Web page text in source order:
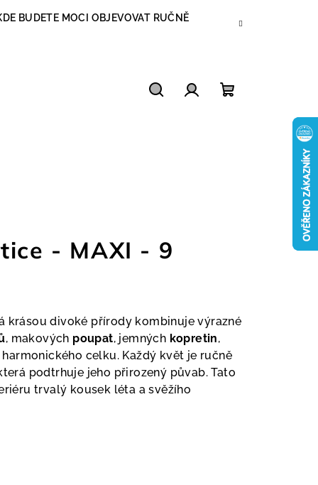
BUDETE MOCI OBJEVOVAT RUČNĚ
- MAXI - 9
krásou divoké přírody kombinuje výrazné
, makových poupat, jemných kopretin,
celku. Každý květ je ručně
podtrhuje jeho přirozený půvab. Tato
trvalý kousek léta a svěžího